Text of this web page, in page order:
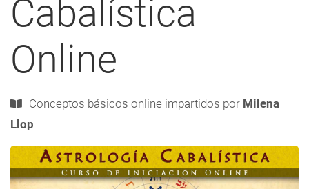
Cabalística
Online
Conceptos básicos online impartidos por Milena
Llop